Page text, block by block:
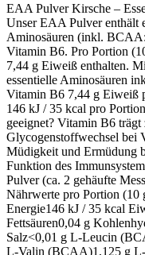
EAA Pulver Kirsche –
Unser EAA Pulver enthält
Aminosäuren (inkl.
Vitamin B6. Pro Portion
7,44 g Eiweiß enthalten.
essentielle Aminosäuren
Vitamin B6 7,44 g Eiweiß
146 kJ / 35 kcal pro
geeignet? Vitamin B6
Glycogenstoffwechsel bei
Müdigkeit und Ermüdung
Funktion des
Pulver (ca. 2 gehäufte
Nährwerte pro Portion (10
Energie146 kJ / 35 kcal
Fettsäuren0,04 g
Salz<0,01 g L-Leucin
L-Valin (BCAA)1,125 g